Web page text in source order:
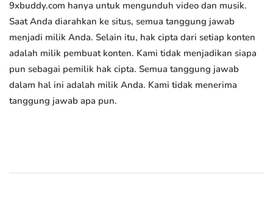
9xbuddy.com hanya untuk mengunduh video dan musik.
Saat Anda diarahkan ke situs, semua tanggung jawab
menjadi milik Anda. Selain itu, hak cipta dari setiap konten
adalah milik pembuat konten. Kami tidak menjadikan siapa
pun sebagai pemilik hak cipta. Semua tanggung jawab
dalam hal ini adalah milik Anda. Kami tidak menerima
tanggung jawab apa pun.